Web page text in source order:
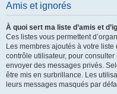
Amis et ignorés
À quoi sert ma liste d’amis et
Ces listes vous permettent
Les membres ajoutés à votre
contrôle utilisateur, pour
envoyer des messages privés.
être mis en surbrillance. Les
leurs messages masqués par